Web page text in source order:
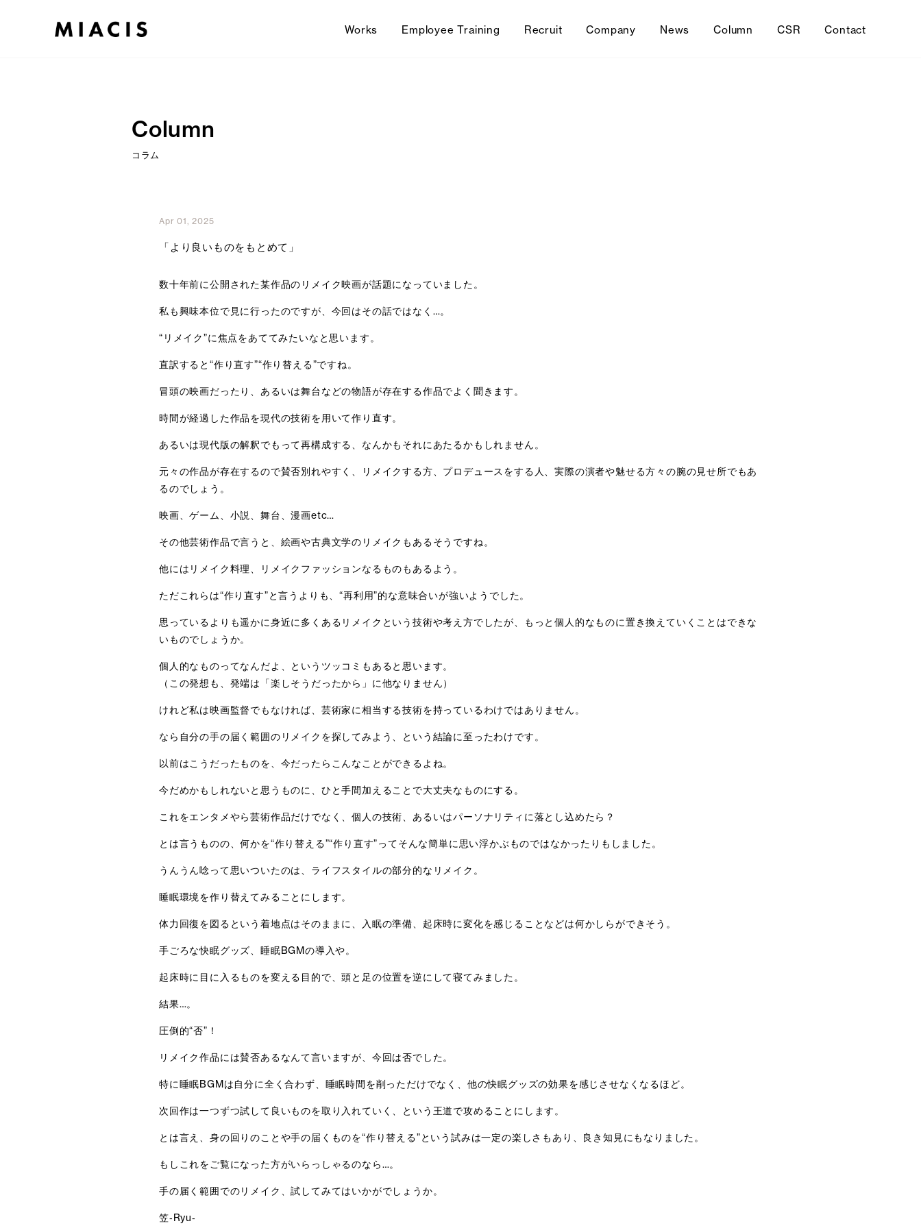
Works Employee Training Recruit Company News Column CSR Contact
Column
コラム
Apr 01, 2025
「より良いものをもとめて」
数十年前に公開された某作品のリメイク映画が話題になっていました。
私も興味本位で見に行ったのですが、今回はその話ではなく…。
“リメイク”に焦点をあててみたいなと思います。
直訳すると“作り直す”“作り替える”ですね。
冒頭の映画だったり、あるいは舞台などの物語が存在する作品でよく聞きます。
時間が経過した作品を現代の技術を用いて作り直す。
あるいは現代版の解釈でもって再構成する、なんかもそれにあたるかもしれません。
元々の作品が存在するので賛否別れやすく、リメイクする方、プロデュースをする人、実際の演者や魅せる方々の腕の見せ所でもあ
るのでしょう。
映画、ゲーム、小説、舞台、漫画etc…
その他芸術作品で言うと、絵画や古典文学のリメイクもあるそうですね。
他にはリメイク料理、リメイクファッションなるものもあるよう。
ただこれらは“作り直す”と言うよりも、“再利用”的な意味合いが強いようでした。
思っているよりも遥かに身近に多くあるリメイクという技術や考え方でしたが、もっと個人的なものに置き換えていくことはできな
いものでしょうか。
個人的なものってなんだよ、というツッコミもあると思います。
（この発想も、発端は「楽しそうだったから」に他なりません）
けれど私は映画監督でもなければ、芸術家に相当する技術を持っているわけではありません。
なら自分の手の届く範囲のリメイクを探してみよう、という結論に至ったわけです。
以前はこうだったものを、今だったらこんなことができるよね。
今だめかもしれないと思うものに、ひと手間加えることで大丈夫なものにする。
これをエンタメやら芸術作品だけでなく、個人の技術、あるいはパーソナリティに落とし込めたら？
とは言うものの、何かを“作り替える”“作り直す”ってそんな簡単に思い浮かぶものではなかったりもしました。
うんうん唸って思いついたのは、ライフスタイルの部分的なリメイク。
睡眠環境を作り替えてみることにします。
体力回復を図るという着地点はそのままに、入眠の準備、起床時に変化を感じることなどは何かしらができそう。
手ごろな快眠グッズ、睡眠BGMの導入や。
起床時に目に入るものを変える目的で、頭と足の位置を逆にして寝てみました。
結果…。
圧倒的“否”！
リメイク作品には賛否あるなんて言いますが、今回は否でした。
特に睡眠BGMは自分に全く合わず、睡眠時間を削っただけでなく、他の快眠グッズの効果を感じさせなくなるほど。
次回作は一つずつ試して良いものを取り入れていく、という王道で攻めることにします。
とは言え、身の回りのことや手の届くものを“作り替える”という試みは一定の楽しさもあり、良き知見にもなりました。
もしこれをご覧になった方がいらっしゃるのなら…。
手の届く範囲でのリメイク、試してみてはいかがでしょうか。
笠‐Ryu‐